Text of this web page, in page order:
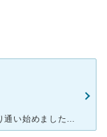
[症状・来院理由] 成人矯正のため、2010年より通い始めました。 [医師の診断・治療法] 上顎部にインプラントを埋め込み、そこからワイヤーで引っ張って内側から矯正する方法です。 したがって、